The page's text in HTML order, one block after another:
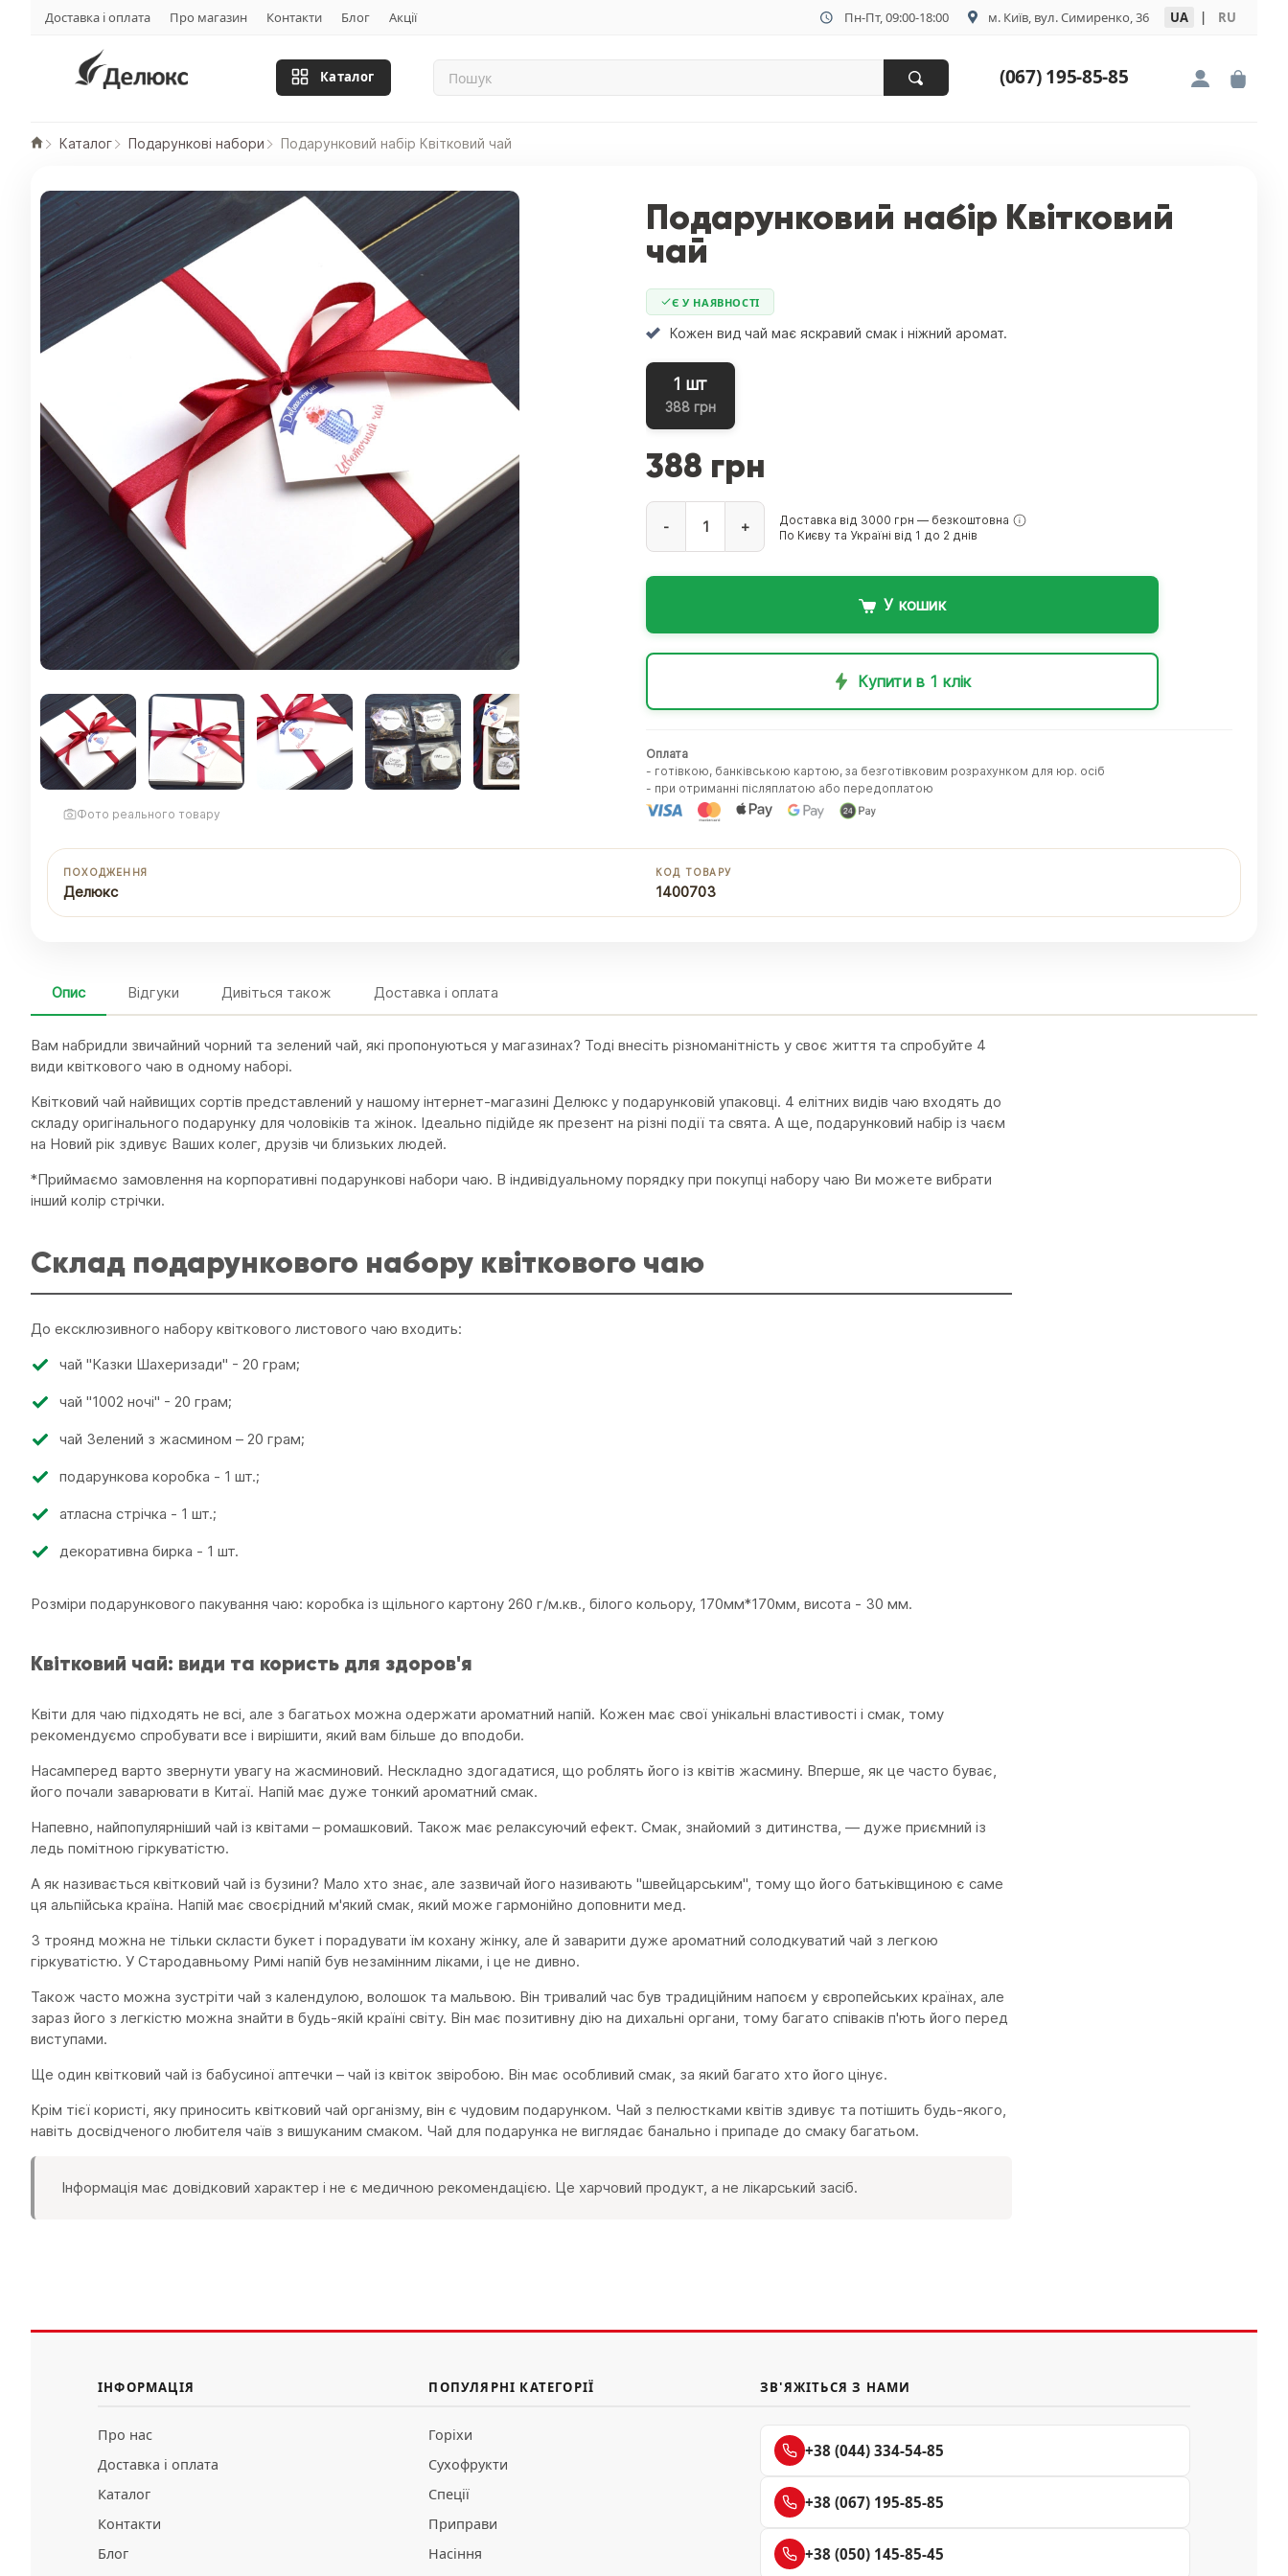
Доставка і оплата Про магазин Контакти Блог Акції Пн-Пт, 09:00-18:00 м. Київ, вул. Симиренко, 36 UA | RU
Каталог (067) 195-85-85
Каталог Подарункові набори Подарунковий набір Квітковий чай
Фото реального товару
Подарунковий набір Квітковий
чай
Є У НАЯВНОСТІ
Кожен вид чай має яскравий смак і ніжний аромат.
1 шт
388 грн
388 грн
- +
Доставка від 3000 грн — безкоштовна
По Києву та Україні від 1 до 2 днів
У кошик
Купити в 1 клік
Оплата
- готівкою, банківською картою, за безготівковим розрахунком для юр. осіб
- при отриманні післяплатою або передоплатою
ПОХОДЖЕННЯ
Делюкс
КОД ТОВАРУ
1400703
Опис Відгуки Дивіться також Доставка і оплата
Вам набридли звичайний чорний та зелений чай, які пропонуються у магазинах? Тоді внесіть різноманітність у своє життя та спробуйте 4
види квіткового чаю в одному наборі.
Квітковий чай найвищих сортів представлений у нашому інтернет-магазині Делюкс у подарунковій упаковці. 4 елітних видів чаю входять до
складу оригінального подарунку для чоловіків та жінок. Ідеально підійде як презент на різні події та свята. А ще, подарунковий набір із чаєм
на Новий рік здивує Ваших колег, друзів чи близьких людей.
*Приймаємо замовлення на корпоративні подарункові набори чаю. В індивідуальному порядку при покупці набору чаю Ви можете вибрати
інший колір стрічки.
Склад подарункового набору квіткового чаю
До ексклюзивного набору квіткового листового чаю входить:
чай "Казки Шахеризади" - 20 грам;
чай "1002 ночі" - 20 грам;
чай Зелений з жасмином – 20 грам;
подарункова коробка - 1 шт.;
атласна стрічка - 1 шт.;
декоративна бирка - 1 шт.
Розміри подарункового пакування чаю: коробка із щільного картону 260 г/м.кв., білого кольору, 170мм*170мм, висота - 30 мм.
Квітковий чай: види та користь для здоров'я
Квіти для чаю підходять не всі, але з багатьох можна одержати ароматний напій. Кожен має свої унікальні властивості і смак, тому
рекомендуємо спробувати все і вирішити, який вам більше до вподоби.
Насамперед варто звернути увагу на жасминовий. Нескладно здогадатися, що роблять його із квітів жасмину. Вперше, як це часто буває,
його почали заварювати в Китаї. Напій має дуже тонкий ароматний смак.
Напевно, найпопулярніший чай із квітами – ромашковий. Також має релаксуючий ефект. Смак, знайомий з дитинства, — дуже приємний із
ледь помітною гіркуватістю.
А як називається квітковий чай із бузини? Мало хто знає, але зазвичай його називають "швейцарським", тому що його батьківщиною є саме
ця альпійська країна. Напій має своєрідний м'який смак, який може гармонійно доповнити мед.
З троянд можна не тільки скласти букет і порадувати їм кохану жінку, але й заварити дуже ароматний солодкуватий чай з легкою
гіркуватістю. У Стародавньому Римі напій був незамінним ліками, і це не дивно.
Також часто можна зустріти чай з календулою, волошок та мальвою. Він тривалий час був традиційним напоєм у європейських країнах, але
зараз його з легкістю можна знайти в будь-якій країні світу. Він має позитивну дію на дихальні органи, тому багато співаків п'ють його перед
виступами.
Ще один квітковий чай із бабусиної аптечки – чай із квіток звіробою. Він має особливий смак, за який багато хто його цінує.
Крім тієї користі, яку приносить квітковий чай організму, він є чудовим подарунком. Чай з пелюстками квітів здивує та потішить будь-якого,
навіть досвідченого любителя чаїв з вишуканим смаком. Чай для подарунка не виглядає банально і припаде до смаку багатьом.
Інформація має довідковий характер і не є медичною рекомендацією. Це харчовий продукт, а не лікарський засіб.
ІНФОРМАЦІЯ
Про нас
Доставка і оплата
Каталог
Контакти
Блог
ПОПУЛЯРНІ КАТЕГОРІЇ
Горіхи
Сухофрукти
Спеції
Приправи
Насіння
ЗВ'ЯЖІТЬСЯ З НАМИ
+38 (044) 334-54-85
+38 (067) 195-85-85
+38 (050) 145-85-45